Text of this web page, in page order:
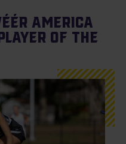
America
of the